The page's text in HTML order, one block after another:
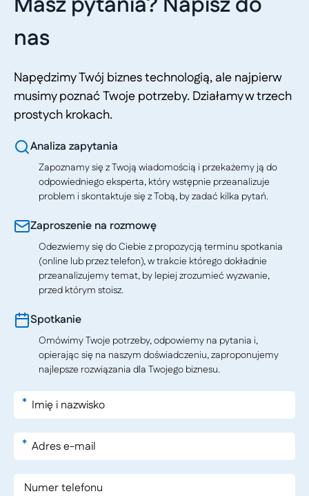
nas
Napędzimy Twój biznes technologią, ale najpierw
musimy poznać Twoje potrzeby. Działamy w trzech
prostych krokach.
Analiza zapytania
Zapoznamy się z Twoją wiadomością i przekażemy ją do
odpowiedniego eksperta, który wstępnie przeanalizuje
problem i skontaktuje się z Tobą, by zadać kilka pytań.
Zaproszenie na rozmowę
Odezwiemy się do Ciebie z propozycją terminu spotkania
(online lub przez telefon), w trakcie którego dokładnie
przeanalizujemy temat, by lepiej zrozumieć wyzwanie,
przed którym stoisz.
Spotkanie
Omówimy Twoje potrzeby, odpowiemy na pytania i,
opierając się na naszym doświadczeniu, zaproponujemy
najlepsze rozwiązania dla Twojego biznesu.
*
*